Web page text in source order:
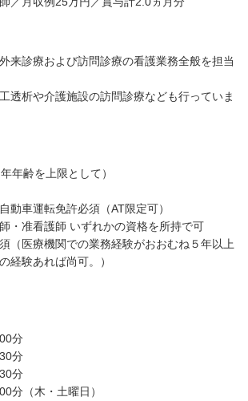
来診療および訪問診療の看護業務全般を担当
透析や介護施設の訪問診療なども行っていま
年齢を上限として）
動車運転免許必須（AT限定可）
・准看護師 いずれかの資格を所持で可
（医療機関での業務経験がおおむね５年以上
経験あれば尚可。）
分
分
分
分（木・土曜日）